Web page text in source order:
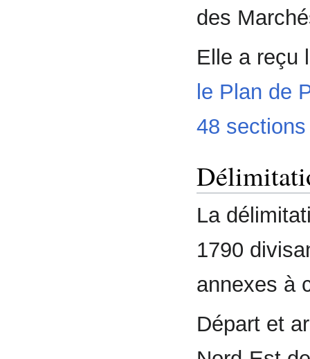
des
Elle a reçu
le Plan de
48
La
1790
annexes à
Départ et